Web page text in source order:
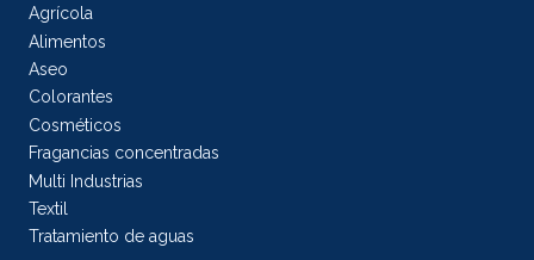
Agrícola
Alimentos
Aseo
Colorantes
Cosméticos
Fragancias concentradas
Multi Industrias
Textil
Tratamiento de aguas